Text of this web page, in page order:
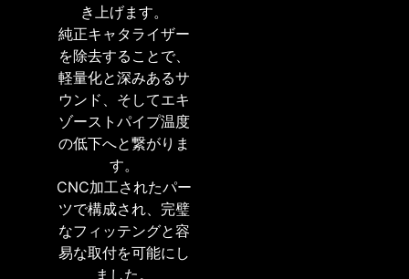
き上げます。
純正キャタライザー
を除去することで、
軽量化と深みあるサ
ウンド、そしてエキ
ゾーストパイプ温度
の低下へと繋がりま
す。
CNC加工されたパー
ツで構成され、完璧
なフィッテングと容
易な取付を可能にし
ました。